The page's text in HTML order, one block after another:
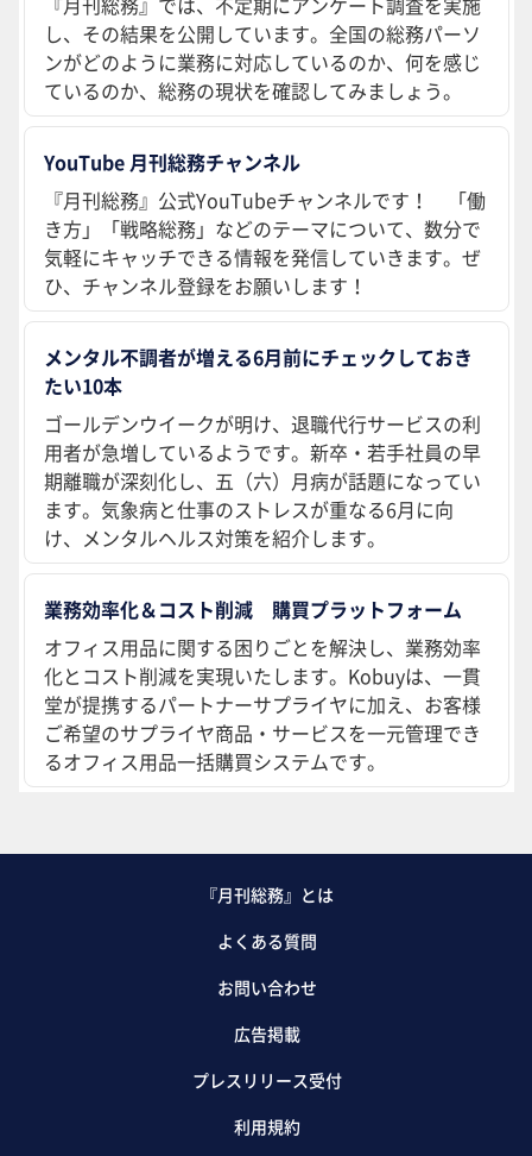
し、その結果を公開しています。全国の総務パーソ
ンがどのように業務に対応しているのか、何を感じ
ているのか、総務の現状を確認してみましょう。
YouTube 月刊総務チャンネル
『月刊総務』公式YouTubeチャンネルです！ 「働
き方」「戦略総務」などのテーマについて、数分で
気軽にキャッチできる情報を発信していきます。ぜ
ひ、チャンネル登録をお願いします！
メンタル不調者が増える6月前にチェックしておき
たい10本
ゴールデンウイークが明け、退職代行サービスの利
用者が急増しているようです。新卒・若手社員の早
期離職が深刻化し、五（六）月病が話題になってい
ます。気象病と仕事のストレスが重なる6月に向
け、メンタルヘルス対策を紹介します。
業務効率化＆コスト削減 購買プラットフォーム
オフィス用品に関する困りごとを解決し、業務効率
化とコスト削減を実現いたします。Kobuyは、一貫
堂が提携するパートナーサプライヤに加え、お客様
ご希望のサプライヤ商品・サービスを一元管理でき
るオフィス用品一括購買システムです。
『月刊総務』とは
よくある質問
お問い合わせ
広告掲載
プレスリリース受付
利用規約